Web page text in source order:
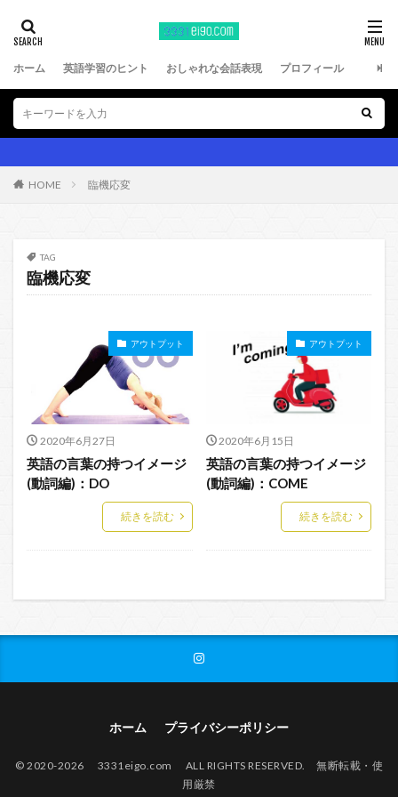
ホーム 英語学習のヒント おしゃれな会話表現 プロフィール
HOME 臨機応変
TAG
臨機応変
アウトプット
2020年6月27日
英語の言葉の持つイメージ
(動詞編)：DO
続きを読む
アウトプット
2020年6月15日
英語の言葉の持つイメージ
(動詞編)：COME
続きを読む
ホーム プライバシーポリシー
© 2020-2026 3331eigo.com ALL RIGHTS RESERVED. 無断転載・使
用厳禁